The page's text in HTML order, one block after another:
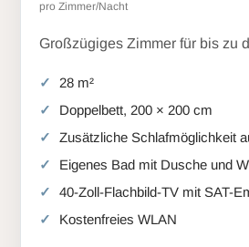
pro Zimmer/Nacht
Großzügiges Zimmer für bis zu
28 m²
Doppelbett, 200 × 200 cm
Zusätzliche Schlafmöglichkeit
Eigenes Bad mit Dusche und
40-Zoll-Flachbild-TV mit SAT-
Kostenfreies WLAN